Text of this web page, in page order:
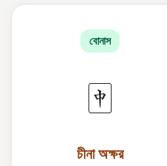
বোনাস
🀄
চীনা অক্ষর